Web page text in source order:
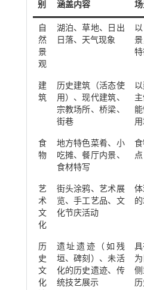
别
涵盖内容
自
然
景
观
湖泊、草地、日出
日落、天气现象
建
筑
历史建筑（活态使
用）、现代建筑、
宗教场所、桥梁、
街巷
食
物
地方特色菜肴、小
吃摊、餐厅内景、
食材特写
点
艺
术
文
化
街头涂鸦、艺术展
览、手工艺品、文
化节庆活动
历
史
文
化
遗址遗迹（如残
垣、碑刻）、未活
化的历史遗迹、传
统技艺展示